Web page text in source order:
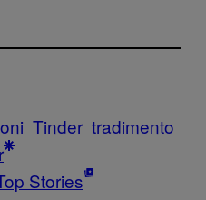
Tinder tradimento
Stories